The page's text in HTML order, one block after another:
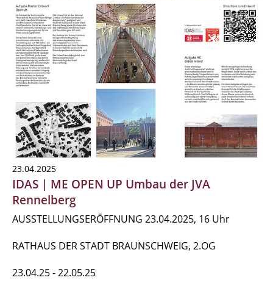
23.04.2025
IDAS | ME OPEN UP Umbau der JVA
Rennelberg
AUSSTELLUNGSERÖFFNUNG 23.04.2025, 16 Uhr
RATHAUS DER STADT BRAUNSCHWEIG, 2.OG
23.04.25 - 22.05.25